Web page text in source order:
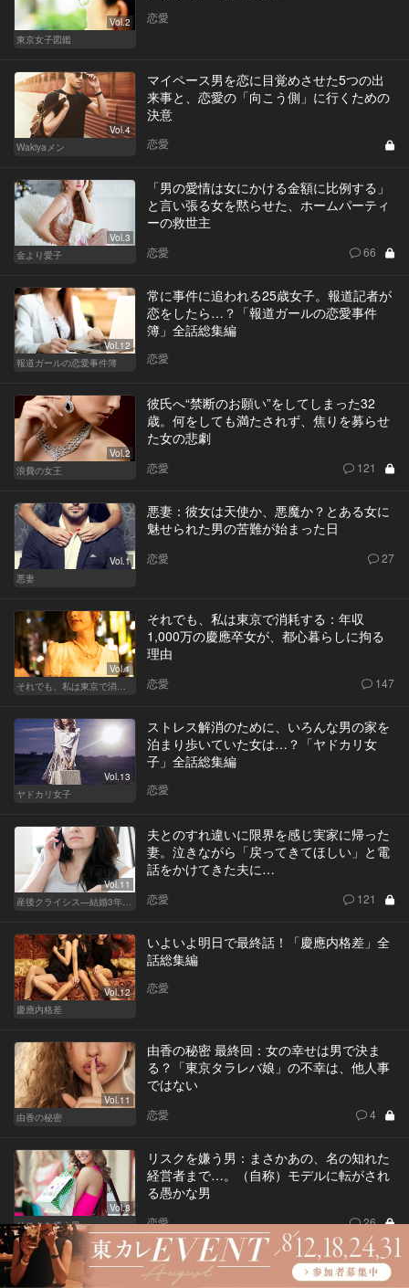
Vol.2
東京女子図鑑
恋愛
Vol.4
Wakiyaメン
マイペース男を恋に目覚めさせた5つの出
来事と、恋愛の「向こう側」に行くための
決意
恋愛
Vol.3
金より愛子
「男の愛情は女にかける金額に比例する」
と言い張る女を黙らせた、ホームパーティ
ーの救世主
恋愛 66
Vol.12
報道ガールの恋愛事件簿
常に事件に追われる25歳女子。報道記者が
恋をしたら…？「報道ガールの恋愛事件
簿」全話総集編
恋愛
Vol.2
浪費の女王
彼氏へ“禁断のお願い”をしてしまった32
歳。何をしても満たされず、焦りを募らせ
た女の悲劇
恋愛 121
Vol.1
悪妻
悪妻：彼女は天使か、悪魔か？とある女に
魅せられた男の苦難が始まった日
恋愛 27
Vol.1
それでも、私は東京で消耗する：年収
1,000万の慶應卒女が、都心暮らしに拘る
理由
恋愛 147
Vol.13
ヤドカリ女子
ストレス解消のために、いろんな男の家を
泊まり歩いていた女は…？「ヤドカリ女
子」全話総集編
恋愛
Vol.11
夫とのすれ違いに限界を感じ実家に帰った
妻。泣きながら「戻ってきてほしい」と電
話をかけてきた夫に…
恋愛 121
Vol.12
慶應内格差
いよいよ明日で最終話！「慶應内格差」全
話総集編
恋愛
Vol.11
由香の秘密
由香の秘密 最終回：女の幸せは男で決ま
る？「東京タラレバ娘」の不幸は、他人事
ではない
恋愛 4
Vol.8
リスクを嫌う男
リスクを嫌う男：まさかあの、名の知れた
経営者まで…。（自称）モデルに転がされ
る愚かな男
恋愛 26
フォローする